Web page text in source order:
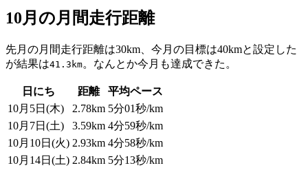
10月の月間走行距離
先月の月間走行距離は30km、今月の目標は40kmと設定した
が結果は41.3km。なんとか今月も達成できた。
日にち 距離
平均ペース
10月5日(木)
2.78km 5分01秒/km
10月7日(土)
3.59km 4分59秒/km
10月10日(火) 2.93km 4分58秒/km
10月14日(土) 2.84km 5分13秒/km